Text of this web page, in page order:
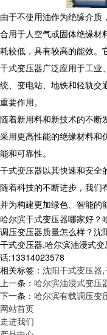
由于不使用油作为绝缘介质
合用于人空气或固体绝缘材
耗较低，具有较高的能效。
干式变压器广泛应用于工业
统、变电站、地铁和轻轨交
重要作用。
随着新用料和新技术的不断
采用更高性能的绝缘材料和
能和可靠性。
干式变压器以其快速和安全
随着科技的不断进步，我们
并为构建更加绿色、智能的
哈尔滨干式变压器哪家好？
调压变压器质量怎么样？沈
干式变压器,哈尔滨油浸式
话:13314023578
相关标签： 沈阳干式变压器,
上一条： 哈尔滨油浸式变压
下一条： 哈尔滨有载调压变
网站首页
走进我们